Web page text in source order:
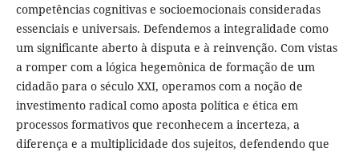
competências cognitivas e socioemocionais consideradas
essenciais e universais. Defendemos a integralidade como
um significante aberto à disputa e à reinvenção. Com vistas
a romper com a lógica hegemônica de formação de um
cidadão para o século XXI, operamos com a noção de
investimento radical como aposta política e ética em
processos formativos que reconhecem a incerteza, a
diferença e a multiplicidade dos sujeitos, defendendo que